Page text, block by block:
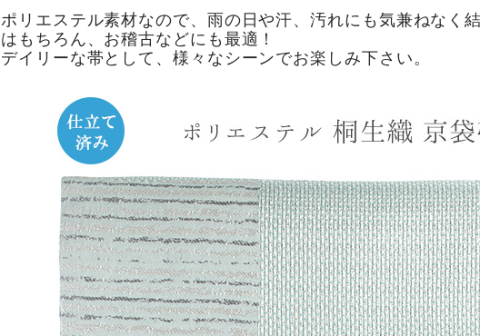
ポリエステル素材なので、雨の日や汗、汚れにも気兼ねなく
はもちろん、お稽古などにも最適！
デイリーな帯として、様々なシーンでお楽しみ下さい。